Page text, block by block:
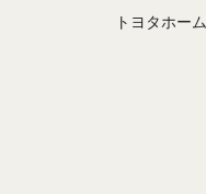
トヨタホーム